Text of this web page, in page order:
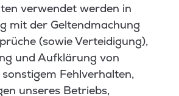
verwendet werden in
mit der Geltendmachung
(sowie Verteidigung),
und Aufklärung von
Fehlverhalten,
unseres Betriebs,